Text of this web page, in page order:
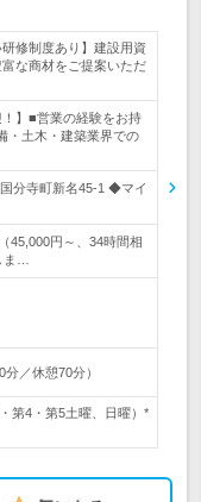
修制度あり】建設用資
な商材をご提案いただ
】■営業の経験をお持
・土木・建築業界での
分寺町新名45‐1 ◆マイ
45,000円～、34時間相
ま…
／休憩70分）
第4・第5土曜、日曜）*